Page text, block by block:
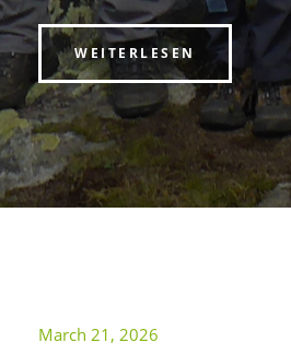
WEITERLESEN
March 21, 2026